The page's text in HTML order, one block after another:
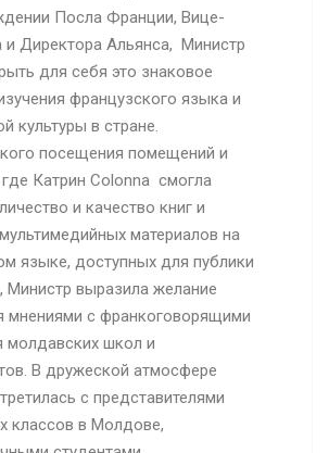
Посла Франции, Вице-
и Директора Альянса, Министр
для себя это знаковое
французского языка и
культуры в стране.
посещения помещений и
Катрин Colonna смогла
и качество книг и
материалов на
языке, доступных для публики
Министр выразила желание
мнениями с франкоговорящими
молдавских школ и
В дружеской атмосфере
с представителями
классов в Молдове,